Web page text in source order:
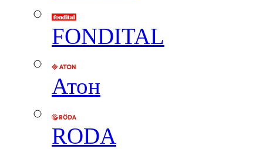
FONDITAL
Атон
RODA